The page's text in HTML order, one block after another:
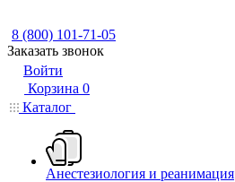
8 (800) 101-71-05
Заказать звонок
Войти
Корзина 0
Каталог
Анестезиология и реанимация